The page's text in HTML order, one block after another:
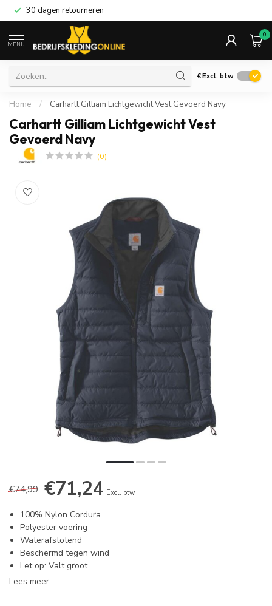
30 dagen retourneren
MENU
0
€Excl. btw
Home / Carhartt Gilliam Lichtgewicht Vest Gevoerd Navy
Carhartt Gilliam Lichtgewicht Vest
Gevoerd Navy
(0)
€74,99 €71,24 Excl. btw
100% Nylon Cordura
Polyester voering
Waterafstotend
Beschermd tegen wind
Let op: Valt groot
Lees meer